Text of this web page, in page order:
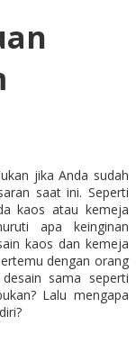
jika Anda sudah
saat ini. Seperti
kaos atau kemeja
apa keinginan
kaos dan kemeja
dengan orang
sama seperti
Lalu mengapa